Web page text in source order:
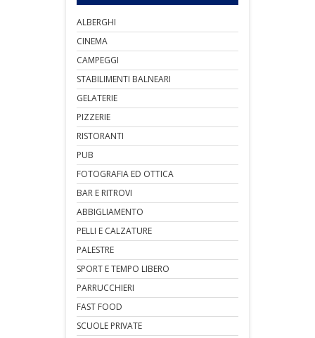
ALBERGHI
CINEMA
CAMPEGGI
STABILIMENTI BALNEARI
GELATERIE
PIZZERIE
RISTORANTI
PUB
FOTOGRAFIA ED OTTICA
BAR E RITROVI
ABBIGLIAMENTO
PELLI E CALZATURE
PALESTRE
SPORT E TEMPO LIBERO
PARRUCCHIERI
FAST FOOD
SCUOLE PRIVATE